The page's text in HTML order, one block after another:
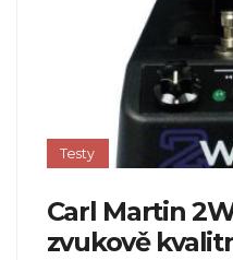
Testy
Carl Martin
zvukově